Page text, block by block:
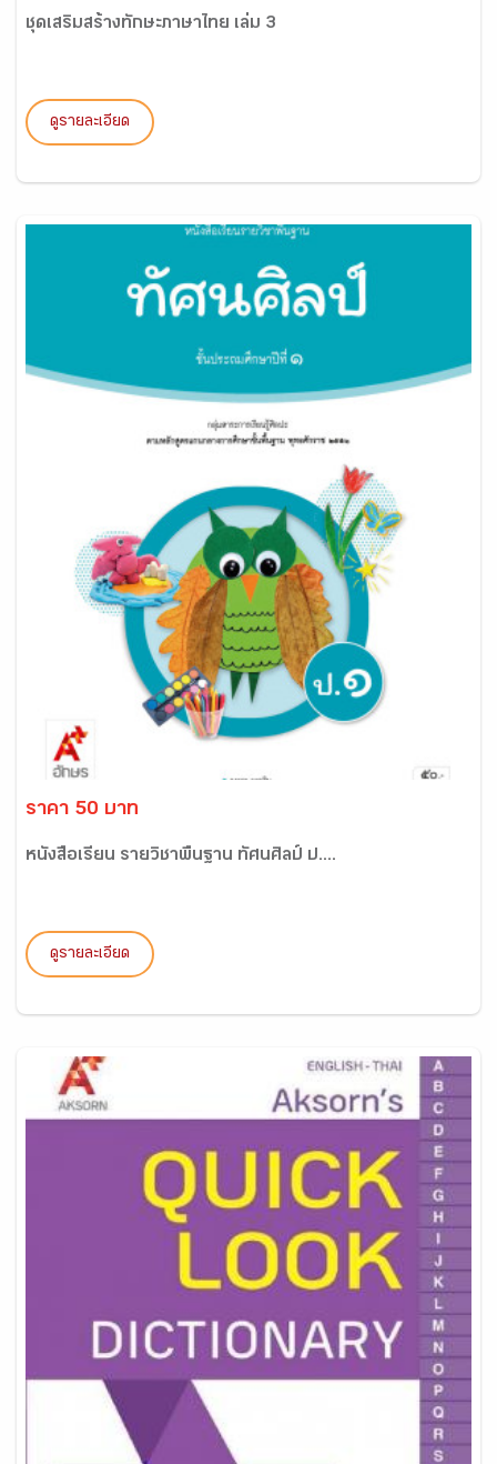
ชุดเสริมสร้างทักษะภาษาไทย เล่ม 3
ดูรายละเอียด
ราคา 50 บาท
หนังสือเรียน รายวิชาพื้นฐาน ทัศนศิลป์ ป....
ดูรายละเอียด